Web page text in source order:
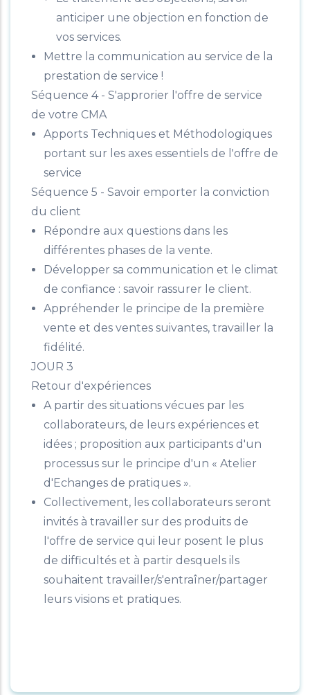
anticiper une objection en fonction de
vos services.
Mettre la communication au service de la
prestation de service !
Séquence 4 - S'approrier l'offre de service
de votre CMA
Apports Techniques et Méthodologiques
portant sur les axes essentiels de l'offre de
service
Séquence 5 - Savoir emporter la conviction
du client
Répondre aux questions dans les
différentes phases de la vente.
Développer sa communication et le climat
de confiance : savoir rassurer le client.
Appréhender le principe de la première
vente et des ventes suivantes, travailler la
fidélité.
JOUR 3
Retour d'expériences
A partir des situations vécues par les
collaborateurs, de leurs expériences et
idées ; proposition aux participants d'un
processus sur le principe d'un « Atelier
d'Echanges de pratiques ».
Collectivement, les collaborateurs seront
invités à travailler sur des produits de
l'offre de service qui leur posent le plus
de difficultés et à partir desquels ils
souhaitent travailler/s'entraîner/partager
leurs visions et pratiques.